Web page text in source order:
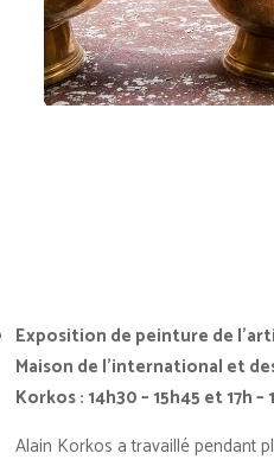
Exposition de peinture de
Maison de l’international et
Korkos: 14h30 – 15h45 et 17h –
Alain Korkos a travaillé pendant